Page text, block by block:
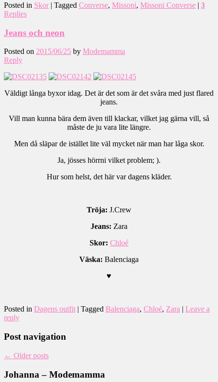
Posted in Skor | Tagged Converse, Missoni, Missoni Converse | 3
Replies
Jeans och neon
Posted on 2015/06/25 by Modemamma
Reply
Väldigt långa byxor idag. Det är det som är det svåra med just flared
jeans.
Vill man kunna bära dem även till klackar, vilket jag gärna vill, så
måste de ju vara lite längre.
Men då släpar de istället lite väl mycket när man har låga skor.
Ja, jösses hörrni vilket problem; ).
Hur som helst, det här var dagens kläder.
Tröja: J.Crew
Jeans: Zara
Skor: Chloé
Väska: Balenciaga
♥
Posted in Dagens outfit | Tagged Balenciaga, Chloé, Zara | Leave a
reply
Post navigation
← Older posts
Johanna – Modemamma